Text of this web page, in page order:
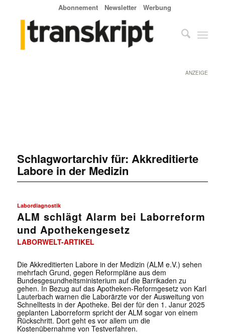
Abonnement Newsletter Werbung
ANZEIGE
Schlagwortarchiv für: Akkreditierte
Labore in der Medizin
Labordiagnostik
ALM schlägt Alarm bei Laborreform
und Apothekengesetz
LABORWELT-ARTIKEL
Die Akkreditierten Labore in der Medizin (ALM e.V.) sehen
mehrfach Grund, gegen Reformpläne aus dem
Bundesgesundheitsministerium auf die Barrikaden zu
gehen. In Bezug auf das Apotheken-Reformgesetz von Karl
Lauterbach warnen die Laborärzte vor der Ausweitung von
Schnelltests in der Apotheke. Bei der für den 1. Janur 2025
geplanten Laborreform spricht der ALM sogar von einem
Rückschritt. Dort geht es vor allem um die
Kostenübernahme von Testverfahren.